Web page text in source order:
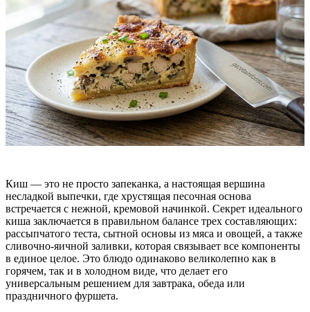
Киш — это не просто запеканка, а настоящая вершина
несладкой выпечки, где хрустящая песочная основа
встречается с нежной, кремовой начинкой. Секрет идеального
киша заключается в правильном балансе трех составляющих:
рассыпчатого теста, сытной основы из мяса и овощей, а также
сливочно-яичной заливки, которая связывает все компоненты
в единое целое. Это блюдо одинаково великолепно как в
горячем, так и в холодном виде, что делает его
универсальным решением для завтрака, обеда или
праздничного фуршета.